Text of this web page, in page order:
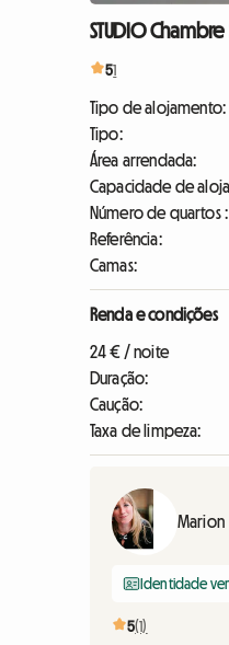
STUDIO
51
Tipo de alojamento:
Tipo:
Área arrendada:
Capacidade de
Número de quartos :
Referência:
Camas:
Renda e condições
24 € / noite
Duração:
Caução:
Taxa de limpeza:
Marion
Identidade
5(1)